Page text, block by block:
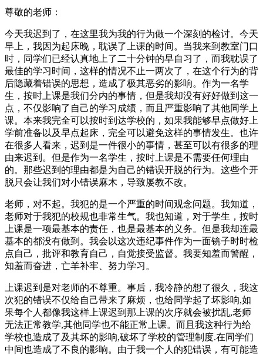
尊敬的老师：
今天我迟到了，在这里我为我的行为做一个深刻的检讨。今天
早上，我因为起床晚，耽误了上课的时间。当我来到教室门口
时，同学们已经认真地上了二十分钟的早自习了，而我耽误了
最佳的学习时间，这样的情况不止一两次了，在这个行为的背
后隐藏着错误的思想，造成了极其恶劣的影响。作为一名学
生，按时上课是我们分内的事情，但是我却没有好好做到这一
点，不仅影响了自己的学习成绩，而且严重影响了其他同学上
课。本来我完全可以按时到达学校的，如果我能够早点做好上
学前准备以及早点起床，完全可以避免这样的事情发生。也许
在很多人看来，迟到是一件很小的事情，甚至可以有很多的理
由来迟到。但是作为一名学生，按时上课是不需要任何理由
的。那些迟到的理由都是为自己的错误开脱的行为。这些个开
脱只会让我们对小错误麻木，导致屡教不改。
老师，对不起。我犯的是一个严重的时间观念问题。我知道，
老师对于我犯的校规也非常生气。我也知道，对于学生，按时
上课是一项最基本的责任，也是最基本的义务。但是我却连最
基本的都没有做到。我会以这次违纪事件作为一面镜子时时检
点自己，批评和教育自己，自觉接受监督。我要知羞而警醒，
知羞而奋进，亡羊补牢、努力学习。
上课迟到是对老师的不尊重。事后，我冷静的想了很久，我这
次犯的错误不仅给自己带来了麻烦，也给同学起了坏影响,如
果每个人都像我这样上课迟到那上课的次序就会被扰乱,老师
无法正常教学,其他同学也不能正常上课。而且我这种行为给
学校也造成了及其坏的影响,破坏了学校的管理制度.在同学们
中间也造成了不良的影响。由于我一个人的犯错误，有可能造